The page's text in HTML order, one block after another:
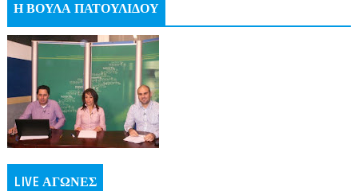
Η ΒΟΥΛΑ ΠΑΤΟΥΛΙΔΟΥ
LIVE ΑΓΩΝΕΣ